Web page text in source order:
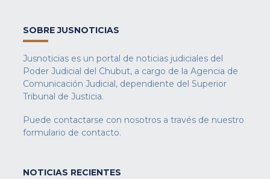
SOBRE JUSNOTICIAS
Jusnoticias es un portal de noticias judiciales del
Poder Judicial del Chubut, a cargo de la Agencia de
Comunicación Judicial, dependiente del Superior
Tribunal de Justicia.
Puede contactarse con nosotros a través de nuestro
formulario de contacto.
NOTICIAS RECIENTES